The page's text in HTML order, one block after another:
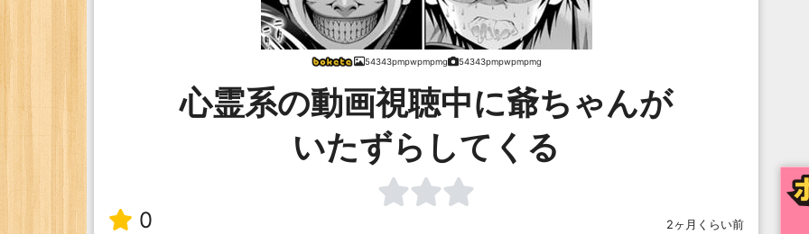
54343pmpwpmpmg 54343pmpwpmpmg
心霊系の動画視聴中に爺ちゃんが
いたずらしてくる
0 2ヶ月くらい前